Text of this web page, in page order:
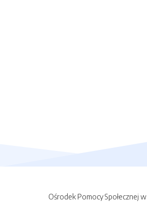
Ośrodek Pomocy Społecznej